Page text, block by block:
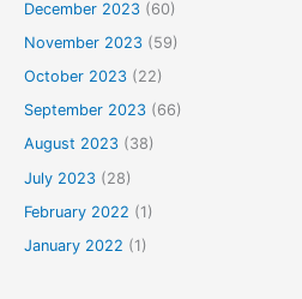
December 2023(60)
November 2023(59)
October 2023(22)
September 2023(66)
August 2023(38)
July 2023(28)
February 2022 (1)
January 2022 (1)